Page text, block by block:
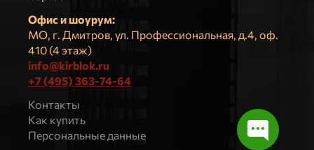
Офис и шоурум:
МО, г. Дмитров, ул. Профессиональная, д.4, оф.
410 (4 этаж)
info@kirblok.ru
+7 (495) 363-74-64
Контакты
Как купить
Персональные данные